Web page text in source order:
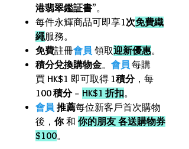
港翡翠鑑証書”。
每件永輝商品可即享1次免費織
繩服務。
免費註冊會員 領取迎新優惠。
積分兌換購物金。 會員 每購
買 HK$1 即可取得 1積分，每
100 積分= HK$1 折扣。
會員 推薦每位新客戶首次購物
後， 你和 你的朋友 各送購物券
$100。